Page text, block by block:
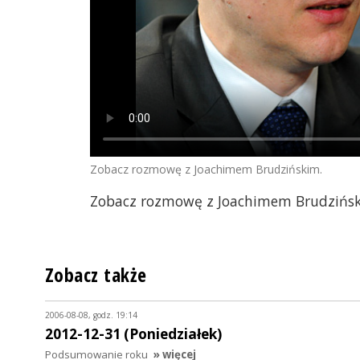
Zobacz rozmowę z Joachimem Brudzińskim.
Zobacz rozmowę z Joachimem
Zobacz także
2006-08-08, godz. 19:14
2012-12-31 (Poniedziałek)
Podsumowanie roku » więcej